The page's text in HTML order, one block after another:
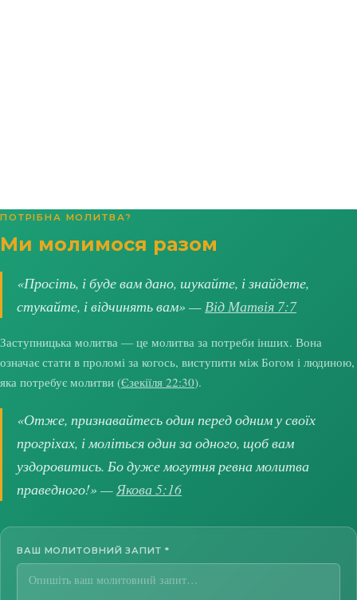
ПОТРІБНА МОЛИТВА?
Ми молимося разом
«Просіть, і буде вам дано, шукайте, і знайдете,
стукайте, і відчинять вам» —Від Матвія 7:7
Заступницька молитва — це молитва за потреби інших. Вона
означає стати в проломі за когось, виступити між Богом і людиною,
яка потребує молитви (Єзекіїля 22:30).
«Отже, признавайтесь один перед одним у своїх
прогріхах, і моліться один за одного, щоб вам
уздоровитись. Бо дуже могутня ревна молитва
праведного!» —Якова 5:16
ВАШ МОЛИТОВНИЙ ЗАПИТ *